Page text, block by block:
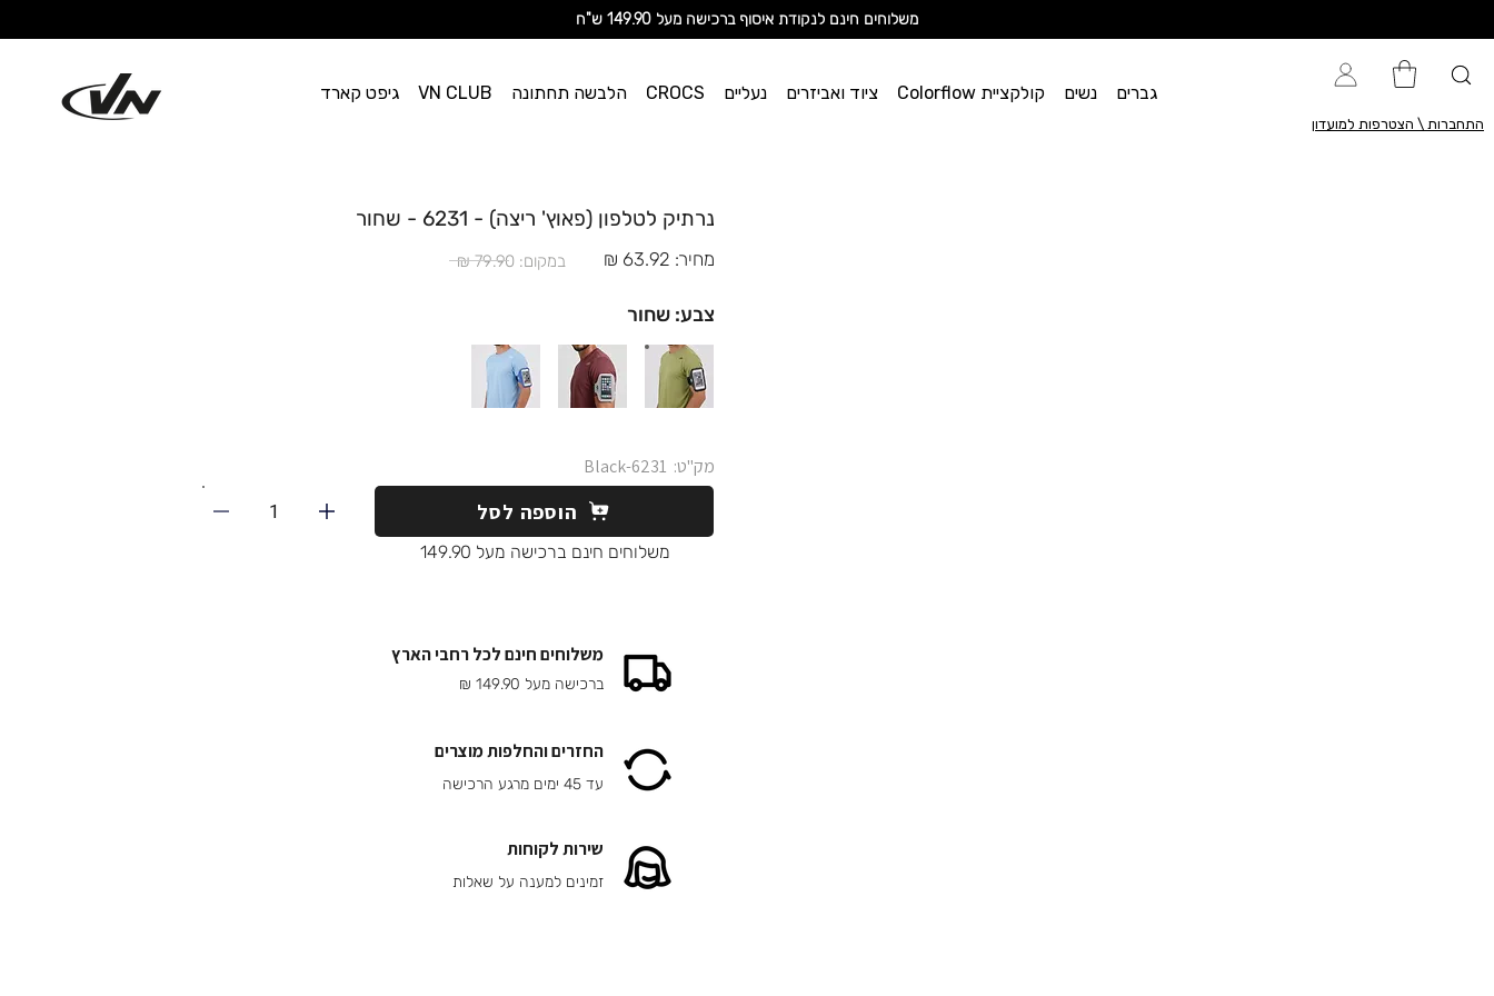
משלוחים חינם לנקודת איסוף ברכישה מעל 149.90 ש"ח
וי אן
גברים נשים קולקציית Colorflow ציוד ואביזרים נעליים CROCS הלבשה תחתונה VN CLUB גיפט קארד
התחברות \ הצטרפות למועדון
נרתיק לטלפון (פאוץ' ריצה) - 6231 - שחור
מחיר: 63.92 ₪ במקום: 79.90 ₪
צבע: שחור
6231-Black מק"ט:
הוספה לסל 1
משלוחים חינם ברכישה מעל 149.90
משלוחים חינם לכל רחבי הארץ
ברכישה מעל 149.90 ₪
החזרים והחלפות מוצרים
עד 45 ימים מרגע הרכישה
שירות לקוחות
זמינים למענה על שאלות